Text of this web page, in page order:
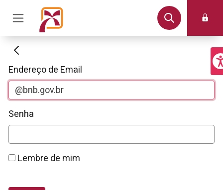
Autenticação
Endereço de Email
Senha
Lembre de mim